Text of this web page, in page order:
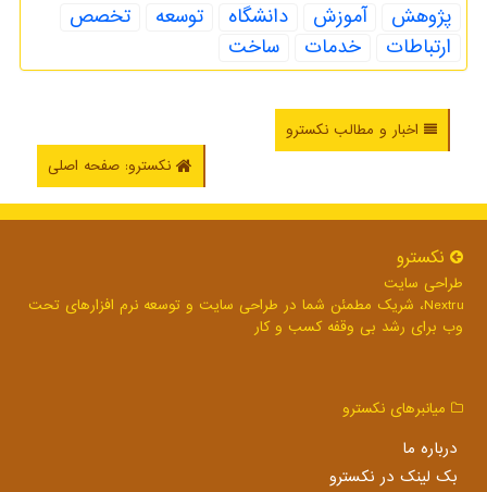
پژوهش آموزش دانشگاه توسعه
تخصص
ارتباطات
خدمات ساخت
اخبار و مطالب نکسترو
نکسترو: صفحه اصلی
نكسترو
طراحی سایت
Nextru، شریک مطمئن شما در طراحی سایت و توسعه نرم افزارهای تحت
وب برای رشد بی وقفه کسب و کار
میانبرهای نكسترو
درباره ما
بک لینک در نكسترو